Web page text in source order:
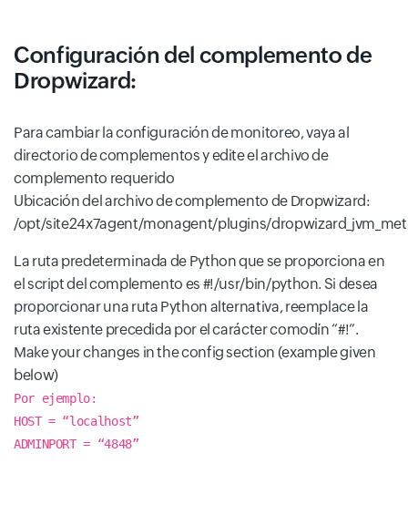
Configuración del complemento de
Dropwizard:
Para cambiar la configuración de monitoreo, vaya al
directorio de complementos y edite el archivo de
complemento requerido
Ubicación del archivo de complemento de Dropwizard:
/opt/site24x7agent/monagent/plugins/
La ruta predeterminada de Python que se proporciona en
el script del complemento es #!/usr/bin/python. Si desea
proporcionar una ruta Python alternativa, reemplace la
ruta existente precedida por el carácter comodín “#!”.
Make your changes in the config section (example given
below)
Por ejemplo:
HOST = “localhost”
ADMINPORT = “4848”